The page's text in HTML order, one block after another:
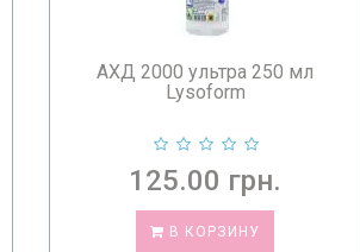
АХД 2000 ультра 250 мл
Lysoform
125.00 грн.
В КОРЗИНУ